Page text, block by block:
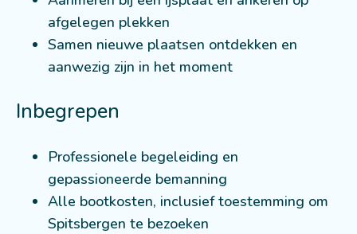
afgelegen plekken
Samen nieuwe plaatsen ontdekken en
aanwezig zijn in het moment
Inbegrepen
Professionele begeleiding en
gepassioneerde bemanning
Alle bootkosten, inclusief toestemming om
Spitsbergen te bezoeken